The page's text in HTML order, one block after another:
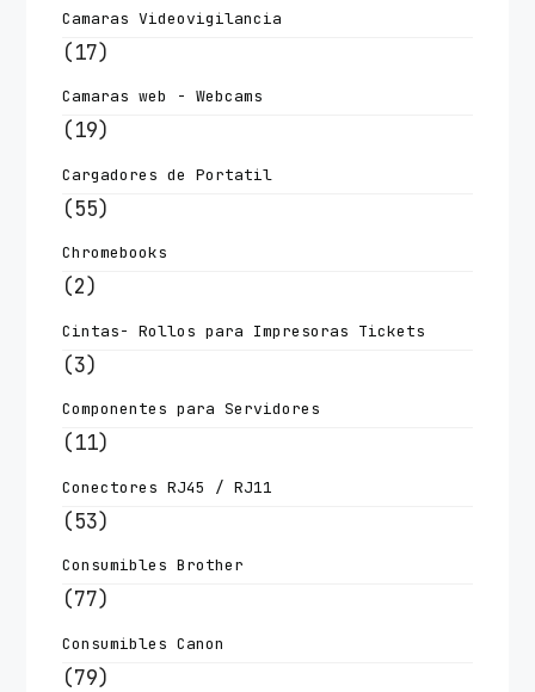
Camaras Videovigilancia
(17)
Camaras web - Webcams
(19)
Cargadores de Portatil
(55)
Chromebooks
(2)
Cintas- Rollos para Impresoras Tickets
(3)
Componentes para Servidores
(11)
Conectores RJ45 / RJ11
(53)
Consumibles Brother
(77)
Consumibles Canon
(79)